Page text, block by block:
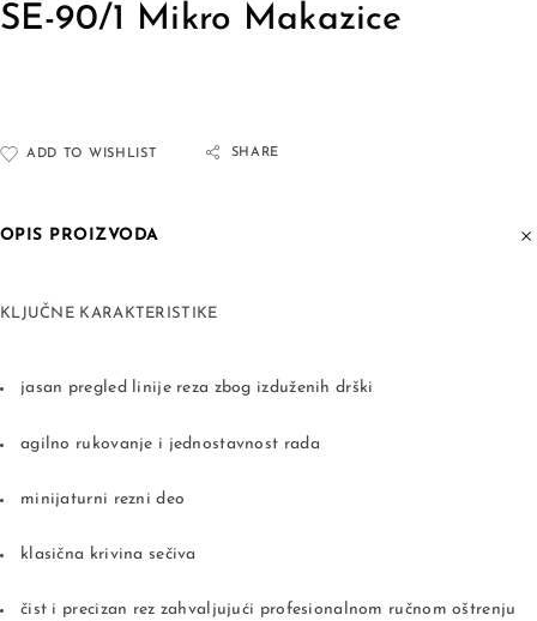
SE-90/1 Mikro Makazice
ADD TO WISHLIST SHARE
OPIS PROIZVODA
KLJUČNE KARAKTERISTIKE
jasan pregled linije reza zbog izduženih drški
agilno rukovanje i jednostavnost rada
minijaturni rezni deo
klasična krivina sečiva
čist i precizan rez zahvaljujući profesionalnom ručnom oštrenju